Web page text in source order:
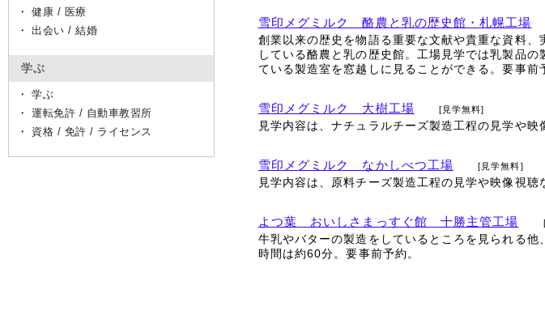
・健康 / 医療
・出会い / 結婚
学ぶ
・学ぶ
・運転免許 / 自動車教習所
・ 資格 / 免許 / ライセンス
雪印メグミルク 酪農と乳の歴史館・札幌工場
創業以来の歴史を物語る重要な文献や貴重な資料
している酪農と乳の歴史館。工場見学では乳製品
ている製造室を窓越しに見ることができる。要事前
雪印メグミルク 大樹工場 [見学無料]
見学内容は、ナチュラルチーズ製造工程の見学や
雪印メグミルク なかしべつ工場 [見学無料]
見学内容は、原料チーズ製造工程の見学や映像視
よつ葉 おいしさまっすぐ館 十勝主管工場
牛乳やバターの製造をしているところを見られる
時間は約60分。要事前予約。